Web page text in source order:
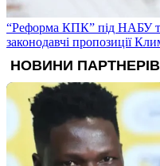
“Реформа КПК” під НАБУ
законодавчі пропозиції